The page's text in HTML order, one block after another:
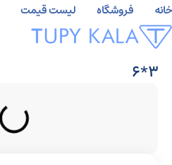
خانه فروشگاه لیست قیمت
3*6